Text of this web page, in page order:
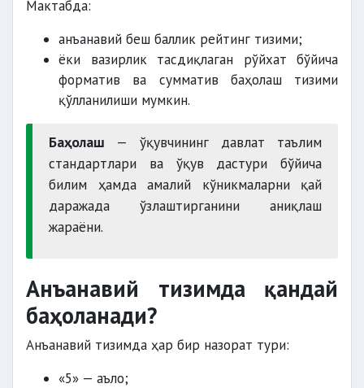
Мактабда:
анъанавий беш баллик рейтинг тизими;
ёки вазирлик тасдиқлаган рўйхат бўйича
форматив ва сумматив баҳолаш тизими
қўлланилиши мумкин.
Баҳолаш — ўқувчининг давлат таълим
стандартлари ва ўқув дастури бўйича
билим ҳамда амалий кўникмаларни қай
даражада ўзлаштирганини аниқлаш
жараёни.
Анъанавий тизимда қандай
баҳоланади?
Анъанавий тизимда ҳар бир назорат тури:
«5» — аъло;